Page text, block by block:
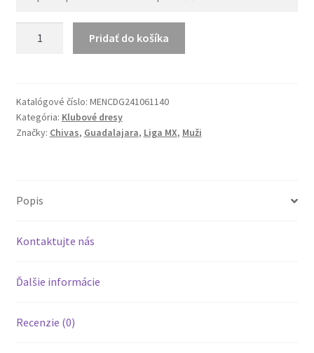
Hosťovský
Biela
Muži
Pridať do košíka
Katalógové číslo: MENCDG241061140
Kategória: Klubové dresy
Značky: Chivas, Guadalajara, Liga MX, Muži
Popis
Kontaktujte nás
Ďalšie informácie
Recenzie (0)